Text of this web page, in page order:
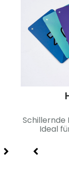
Schillernde
Ideal